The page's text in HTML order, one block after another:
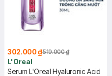
302.000 ₫519.000 ₫
L'Oreal
Serum L'Oreal Hyaluronic Acid